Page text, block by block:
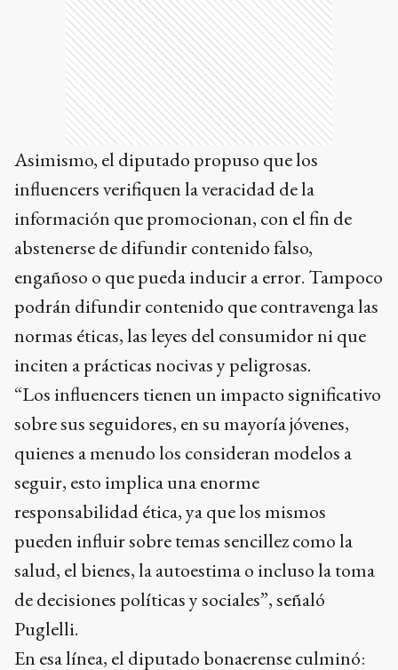
Asimismo, el diputado propuso que los
influencers verifiquen la veracidad de la
información que promocionan, con el fin de
abstenerse de difundir contenido falso,
engañoso o que pueda inducir a error. Tampoco
podrán difundir contenido que contravenga las
normas éticas, las leyes del consumidor ni que
inciten a prácticas nocivas y peligrosas.
“Los influencers tienen un impacto significativo
sobre sus seguidores, en su mayoría jóvenes,
quienes a menudo los consideran modelos a
seguir, esto implica una enorme
responsabilidad ética, ya que los mismos
pueden influir sobre temas sencillez como la
salud, el bienes, la autoestima o incluso la toma
de decisiones políticas y sociales”, señaló
Puglelli.
En esa línea, el diputado bonaerense culminó: